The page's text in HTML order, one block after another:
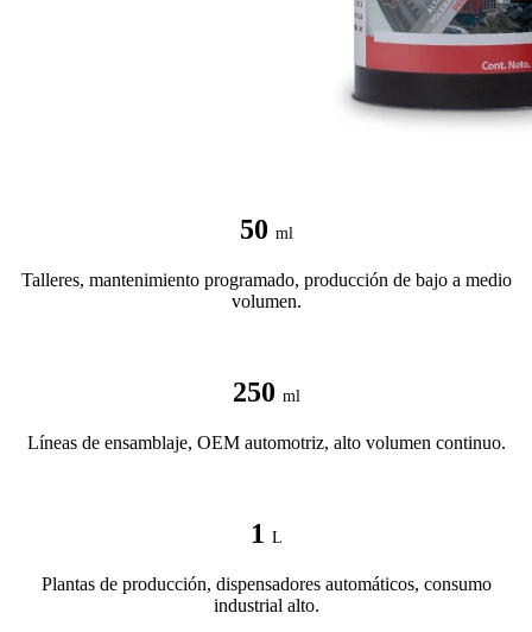
50 ml
Talleres, mantenimiento programado, producción de bajo a medio
volumen.